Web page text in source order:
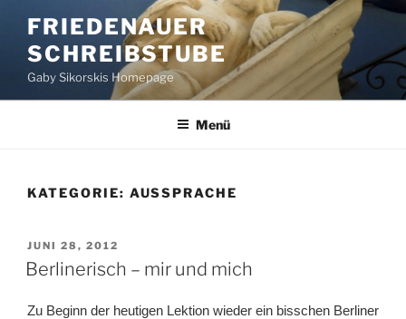
Inhalt
springen
FRIEDENAUER
SCHREIBSTUBE
Gaby Sikorskis Homepage
Menü
KATEGORIE: AUSSPRACHE
VERÖFFENTLICHT
AM
JUNI 28, 2012
Berlinerisch – mir und mich
Zu Beginn der heutigen Lektion wieder ein bisschen Berliner